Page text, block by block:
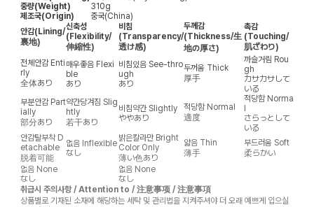
중량(Weight)
310g
제조국(Origin)
중국(China)
안감(Lining/
裏地)
신축성
(Flexibility/
伸縮性)
비침
(Transparency/
透け感)
두께감
(Thickness/生
地の厚さ)
촉감
(Touching/
肌ざわり)
전체안감 Enti
rly
全体あり
매우좋음 Flexi
ble
あり
비침있음 See-thro
ugh
あり
두꺼움 Thick
厚手
까슬거림 Rou
gh
カサカサして
いる
부분안감 Part
ially
部分あり
약간당겨짐 Slig
htly
若干あり
비침약간 Slightly
ややあり
적당함 Normal
適度
적당함 Norma
l
さらっとして
いる
안감탈부착 D
etachable
脱着可能
없음 Inflexible
なし
밝은칼라만 Bright
Color Only
薄い色あり
얇음 Thin
薄手
부드러움 Soft
柔らかい
없음 None
なし
없음 None
なし
취급시 주의사항 / Attention to / 注意事项 / 注意事項
상품별로 기재된 소재에 해당하는 세탁 및 관리법을 지켜주셔야 더 오래 예쁘게 입으실